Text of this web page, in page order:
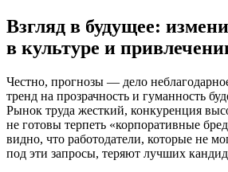
Взгляд в будущее:
в культуре и
Честно, прогнозы — дело
тренд на прозрачность и гуманность
Рынок труда жесткий, конкуренция
не готовы терпеть «корпоративные
видно, что работодатели, которые не
под эти запросы, теряют лучших